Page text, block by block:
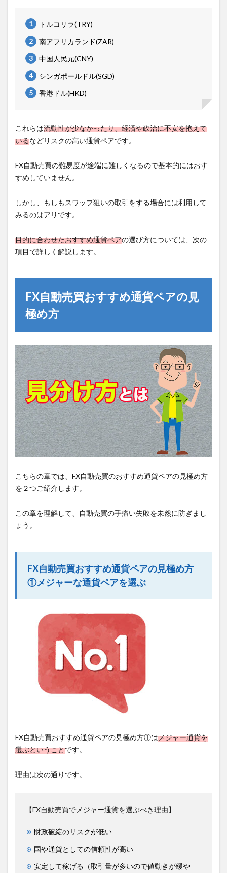
トルコリラ(TRY)
南アフリカランド(ZAR)
中国人民元(CNY)
シンガポールドル(SGD)
香港ドル(HKD)
これらは流動性が少なかったり、経済や政治に不安を抱えて
いるなどリスクの高い通貨ペアです。
FX自動売買の難易度が途端に難しくなるので基本的にはおす
すめしていません。
しかし、もしもスワップ狙いの取引をする場合には利用して
みるのはアリです。
目的に合わせたおすすめ通貨ペアの選び方については、次の
項目で詳しく解説します。
FX自動売買おすすめ通貨ペアの見
極め方
こちらの章では、FX自動売買のおすすめ通貨ペアの見極め方
を２つご紹介します。
この章を理解して、自動売買の手痛い失敗を未然に防ぎまし
ょう。
FX自動売買おすすめ通貨ペアの見極め方
①メジャーな通貨ペアを選ぶ
FX自動売買おすすめ通貨ペアの見極め方①はメジャー通貨を
選ぶということです。
理由は次の通りです。
【FX自動売買でメジャー通貨を選ぶべき理由】
財政破綻のリスクが低い
国や通貨としての信頼性が高い
安定して稼げる（取引量が多いので値動きが緩や